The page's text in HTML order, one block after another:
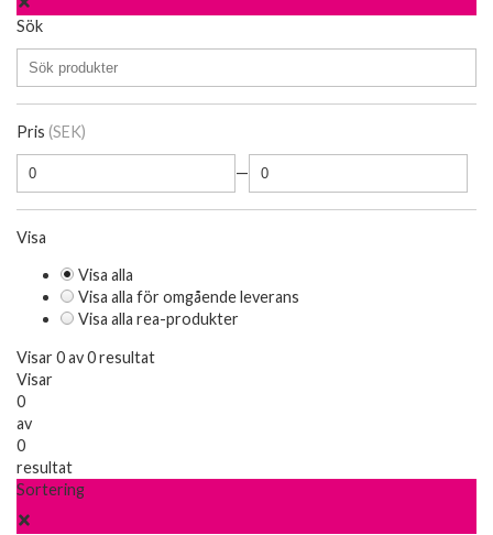
Sök
Pris (SEK)
—
Visa
Visa alla
Visa alla för omgående leverans
Visa alla rea-produkter
Visar 0 av 0 resultat
Visar
0
av
0
resultat
Sortering